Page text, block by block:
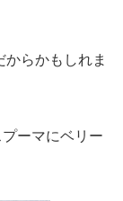
らかもしれま
ーマにベリー